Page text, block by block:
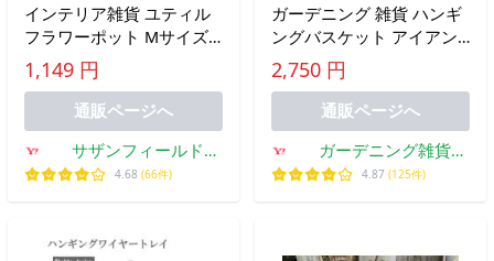
インテリア雑貨 ユティル
フラワーポット Mサイズ
ベージュ ナチュラル カゴ
バスケット
1,149 円
通販ページへ
サザンフィールド
gardeningshop
4.68 (66件)
ガーデニング 雑貨 ハンギ
ングバスケット アイアン
吊り下げ 壁掛け アイアン
アンティーク ハンギング
サークルバスケット MT-
3641-80
2,750 円
通販ページへ
ガーデニング雑貨
TOOLBOX
4.87 (125件)